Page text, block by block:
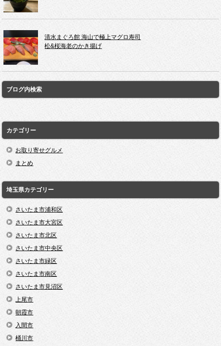
清水まぐろ館 海山で極上マグロ寿司
松&桜海老のかき揚げ
ブログ内検索
カテゴリー
お取り寄せグルメ
まとめ
埼玉県カテゴリー
さいたま市浦和区
さいたま市大宮区
さいたま市北区
さいたま市中央区
さいたま市緑区
さいたま市南区
さいたま市見沼区
上尾市
朝霞市
入間市
桶川市